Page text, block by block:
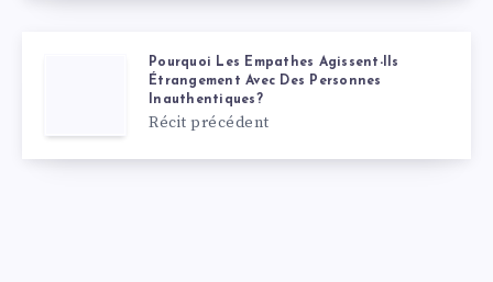
Pourquoi Les Empathes Agissent-Ils
Étrangement Avec Des Personnes
Inauthentiques?
Récit précédent